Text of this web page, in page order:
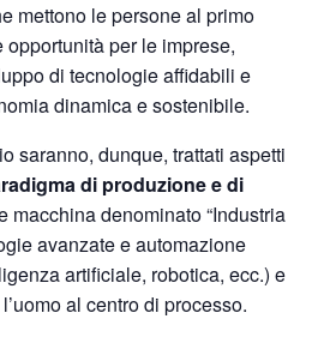
mettono le persone al primo
per le imprese,
di tecnologie affidabili e
dinamica e sostenibile.
saranno, dunque, trattati aspetti
di produzione e di
macchina denominato “Industria
avanzate e automazione
artificiale, robotica, ecc.) e
al centro di processo.